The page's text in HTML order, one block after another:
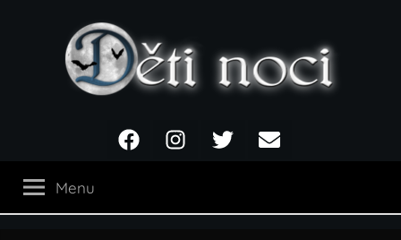
noci
FacebookInstagramTwitter Email
Menu